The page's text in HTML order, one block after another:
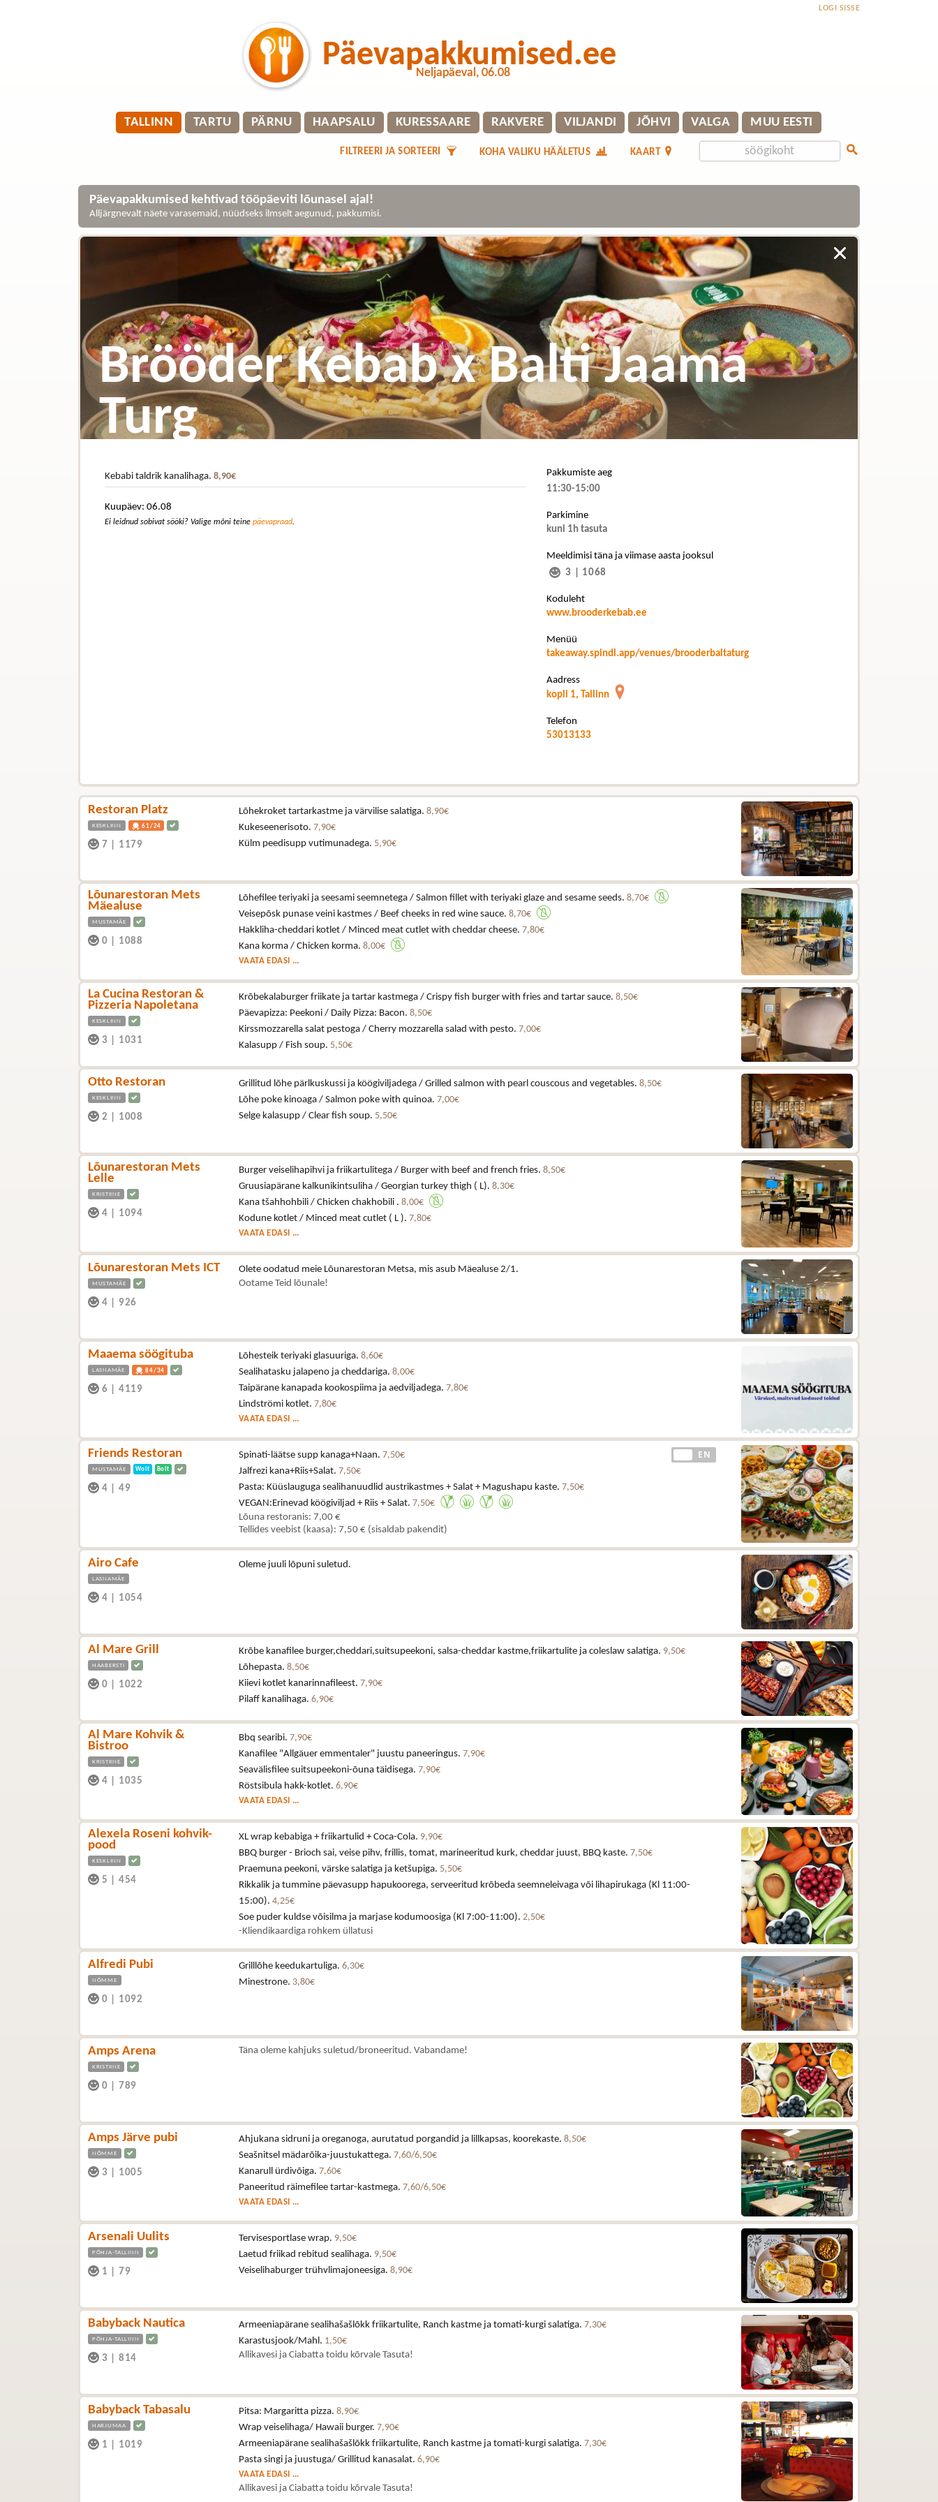
LOGI SISSE
Päevapakkumised.ee
Neljapäeval, 06.08
TALLINN TARTU PÄRNU HAAPSALU KURESSAARE RAKVERE VILJANDI JÕHVI VALGA MUU EESTI
KAART
KOHA VALIKU HÄÄLETUS
FILTREERI JA SORTEERI
Päevapakkumised kehtivad tööpäeviti lõunasel ajal!
Alljärgnevalt näete varasemaid, nüüdseks ilmselt aegunud, pakkumisi.
Brööder Kebab x Balti Jaama
Turg
Kebabi taldrik kanalihaga. 8,90€
Kuupäev: 06.08
Ei leidnud sobivat sööki? Valige mõni teine päevapraad.
Pakkumiste aeg
11:30-15:00
Parkimine
kuni 1h tasuta
Meeldimisi täna ja viimase aasta jooksul
3
1068
Koduleht
www.brooderkebab.ee
Menüü
takeaway.spindl.app/venues/brooderbaltaturg
Aadress
kopli 1, Tallinn
Telefon
53013133
Restoran Platz
KESKLINN 61/24
7 1179
Lõhekroket tartarkastme ja värvilise salatiga. 8,90€
Kukeseenerisoto. 7,90€
Külm peedisupp vutimunadega. 5,90€
Lõunarestoran Mets
Mäealuse
MUSTAMÄE
0 1088
Lõhefilee teriyaki ja seesami seemnetega / Salmon fillet with teriyaki glaze and sesame seeds. 8,70€
Veisepõsk punase veini kastmes / Beef cheeks in red wine sauce. 8,70€
Hakkliha-cheddari kotlet / Minced meat cutlet with cheddar cheese. 7,80€
Kana korma / Chicken korma. 8,00€
VAATA EDASI ...
La Cucina Restoran &
Pizzeria Napoletana
KESKLINN
3 1031
Krõbekalaburger friikate ja tartar kastmega / Crispy fish burger with fries and tartar sauce. 8,50€
Päevapizza: Peekoni / Daily Pizza: Bacon. 8,50€
Kirssmozzarella salat pestoga / Cherry mozzarella salad with pesto. 7,00€
Kalasupp / Fish soup. 5,50€
Otto Restoran
KESKLINN
2 1008
Grillitud lõhe pärlkuskussi ja köögiviljadega / Grilled salmon with pearl couscous and vegetables. 8,50€
Lõhe poke kinoaga / Salmon poke with quinoa. 7,00€
Selge kalasupp / Clear fish soup. 5,50€
Lõunarestoran Mets
Lelle
KRISTIINE
4 1094
Burger veiselihapihvi ja friikartulitega / Burger with beef and french fries. 8,50€
Gruusiapärane kalkunikintsuliha / Georgian turkey thigh ( L). 8,30€
Kana tšahhohbili / Chicken chakhobili . 8,00€
Kodune kotlet / Minced meat cutlet ( L ). 7,80€
VAATA EDASI ...
Lõunarestoran Mets ICT
MUSTAMÄE
4 926
Olete oodatud meie Lõunarestoran Metsa, mis asub Mäealuse 2/1.
Ootame Teid lõunale!
Maaema söögituba
LASNAMÄE 84/34
6 4119
Lõhesteik teriyaki glasuuriga. 8,60€
Sealihatasku jalapeno ja cheddariga. 8,00€
Taipärane kanapada kookospiima ja aedviljadega. 7,80€
Lindströmi kotlet. 7,80€
VAATA EDASI ...
Friends Restoran
MUSTAMÄE Wolt Bolt
4 49
EN
Spinati-läätse supp kanaga+Naan. 7,50€
Jalfrezi kana+Riis+Salat. 7,50€
Pasta: Küüslauguga sealihanuudlid austrikastmes + Salat + Magushapu kaste. 7,50€
VEGAN:Erinevad köögiviljad + Riis + Salat. 7,50€
Lõuna restoranis: 7,00 €
Tellides veebist (kaasa): 7,50 € (sisaldab pakendit)
Airo Cafe
LASNAMÄE
4 1054
Oleme juuli lõpuni suletud.
Al Mare Grill
HAABERSTI
0 1022
Krõbe kanafilee burger,cheddari,suitsupeekoni, salsa-cheddar kastme,friikartulite ja coleslaw salatiga. 9,50€
Lõhepasta. 8,50€
Kiievi kotlet kanarinnafileest. 7,90€
Pilaff kanalihaga. 6,90€
Al Mare Kohvik &
Bistroo
KRISTIINE
4 1035
Bbq searibi. 7,90€
Kanafilee "Allgäuer emmentaler" juustu paneeringus. 7,90€
Seavälisfilee suitsupeekoni-õuna täidisega. 7,90€
Röstsibula hakk-kotlet. 6,90€
VAATA EDASI ...
Alexela Roseni kohvik-
pood
KESKLINN
5 454
XL wrap kebabiga + friikartulid + Coca-Cola. 9,90€
BBQ burger - Brioch sai, veise pihv, frillis, tomat, marineeritud kurk, cheddar juust, BBQ kaste. 7,50€
Praemuna peekoni, värske salatiga ja ketšupiga. 5,50€
Rikkalik ja tummine päevasupp hapukoorega, serveeritud krõbeda seemneleivaga või lihapirukaga (Kl 11:00-
15:00). 4,25€
Soe puder kuldse võisilma ja marjase kodumoosiga (Kl 7:00-11:00). 2,50€
-Kliendikaardiga rohkem üllatusi
Alfredi Pubi
NÕMME
0 1092
Grilllõhe keedukartuliga. 6,30€
Minestrone. 3,80€
Amps Arena
KRISTIINE
0 789
Täna oleme kahjuks suletud/broneeritud. Vabandame!
Amps Järve pubi
NÕMME
3 1005
Ahjukana sidruni ja oreganoga, aurutatud porgandid ja lillkapsas, koorekaste. 8,50€
Seašnitsel mädarõika-juustukattega. 7,60/6,50€
Kanarull ürdivõiga. 7,60€
Paneeritud räimefilee tartar-kastmega. 7,60/6,50€
VAATA EDASI ...
Arsenali Uulits
PÕHJA-TALLINN
1 79
Tervisesportlase wrap. 9,50€
Laetud friikad rebitud sealihaga. 9,50€
Veiselihaburger trühvlimajoneesiga. 8,90€
Babyback Nautica
PÕHJA-TALLINN
3 814
Armeeniapärane sealihašašlõkk friikartulite, Ranch kastme ja tomati-kurgi salatiga. 7,30€
Karastusjook/Mahl. 1,50€
Allikavesi ja Ciabatta toidu kõrvale Tasuta!
Babyback Tabasalu
HARJUMAA
1 1019
Pitsa: Margaritta pizza. 8,90€
Wrap veiselihaga/ Hawaii burger. 7,90€
Armeeniapärane sealihašašlõkk friikartulite, Ranch kastme ja tomati-kurgi salatiga. 7,30€
Pasta singi ja juustuga/ Grillitud kanasalat. 6,90€
VAATA EDASI ...
Allikavesi ja Ciabatta toidu kõrvale Tasuta!